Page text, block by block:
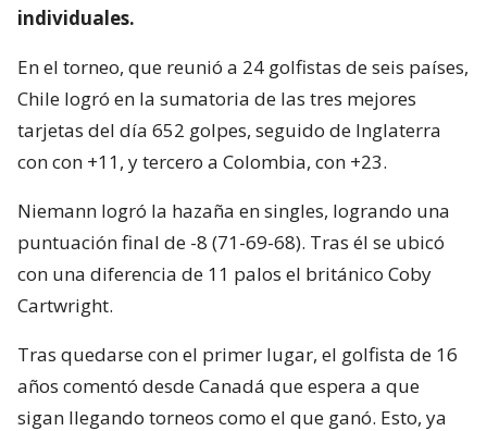
individuales.
En el torneo, que reunió a 24 golfistas de seis países,
Chile logró en la sumatoria de las tres mejores
tarjetas del día 652 golpes, seguido de Inglaterra
con con +11, y tercero a Colombia, con +23.
Niemann logró la hazaña en singles, logrando una
puntuación final de -8 (71-69-68). Tras él se ubicó
con una diferencia de 11 palos el británico Coby
Cartwright.
Tras quedarse con el primer lugar, el golfista de 16
años comentó desde Canadá que espera a que
sigan llegando torneos como el que ganó. Esto, ya